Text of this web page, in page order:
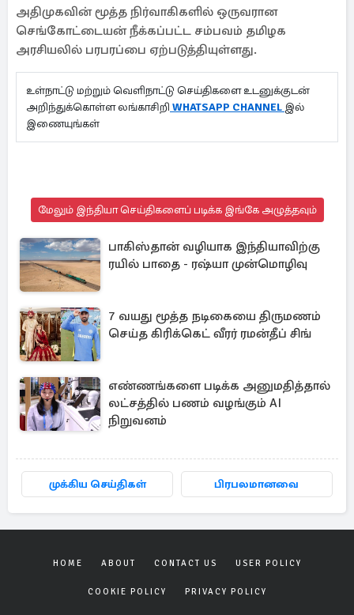
அதிமுகவின் மூத்த நிர்வாகிகளில் ஒருவரான
செங்கோட்டையன் நீக்கப்பட்ட சம்பவம் தமிழக
அரசியலில் பரபரப்பை ஏற்படுத்தியுள்ளது.
உள்நாட்டு மற்றும் வெளிநாட்டு செய்திகளை உடனுக்குடன்
அறிந்துக்கொள்ள லங்காசிறி WHATSAPP CHANNEL இல்
இணையுங்கள்
மேலும் இந்தியா செய்திகளைப் படிக்க இங்கே அழுத்தவும்
பாகிஸ்தான் வழியாக இந்தியாவிற்கு
ரயில் பாதை - ரஷ்யா முன்மொழிவு
7 வயது மூத்த நடிகையை திருமணம்
செய்த கிரிக்கெட் வீரர் ரமன்தீப் சிங்
எண்ணங்களை படிக்க அனுமதித்தால்
லட்சத்தில் பணம் வழங்கும் AI
நிறுவனம்
முக்கிய செய்திகள் பிரபலமானவை
HOME ABOUT CONTACT US USER POLICY
COOKIE POLICY PRIVACY POLICY